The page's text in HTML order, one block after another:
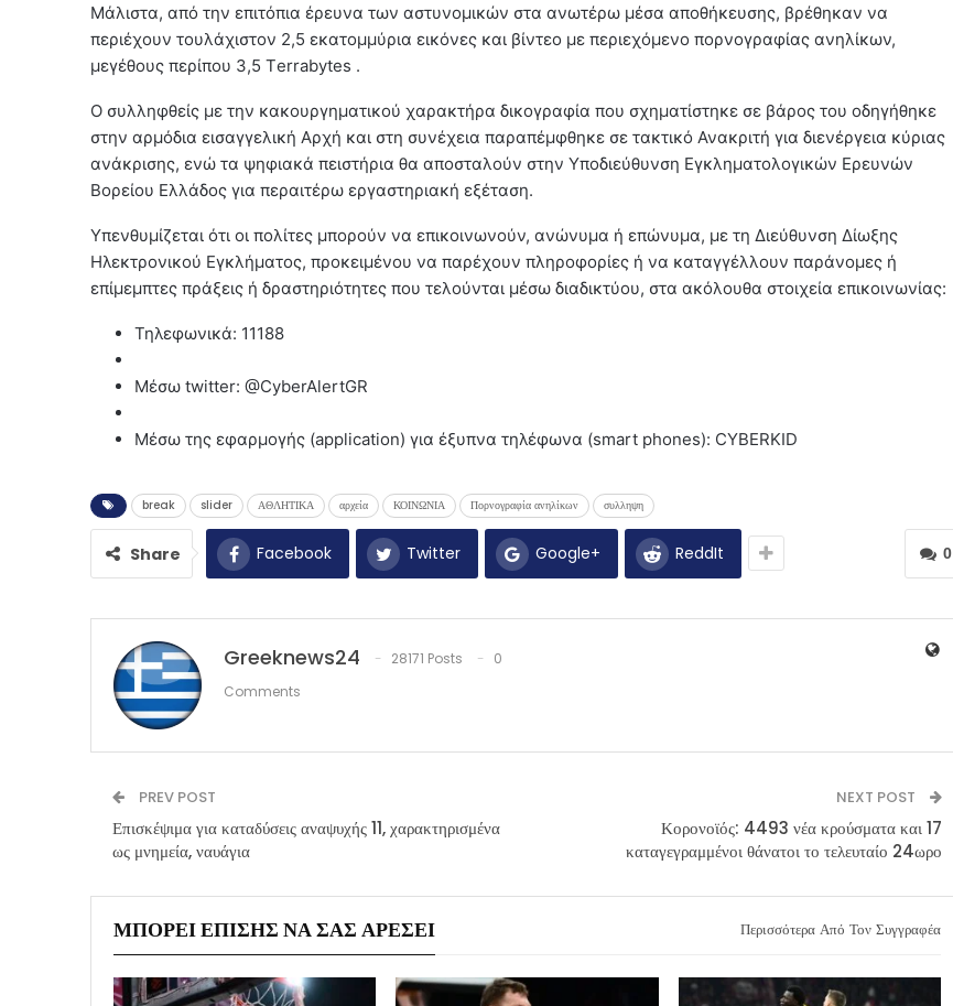
Μάλιστα, από την επιτόπια έρευνα των αστυνομικών στα ανωτέρω μέσα αποθήκευσης, βρέθηκαν να
περιέχουν τουλάχιστον 2,5 εκατομμύρια εικόνες και βίντεο με περιεχόμενο πορνογραφίας ανηλίκων,
μεγέθους περίπου 3,5 Τerrabytes .
Ο συλληφθείς με την κακουργηματικού χαρακτήρα δικογραφία που σχηματίστηκε σε βάρος του οδηγήθηκε
στην αρμόδια εισαγγελική Αρχή και στη συνέχεια παραπέμφθηκε σε τακτικό Ανακριτή για διενέργεια κύριας
ανάκρισης, ενώ τα ψηφιακά πειστήρια θα αποσταλούν στην Υποδιεύθυνση Εγκληματολογικών Ερευνών
Βορείου Ελλάδος για περαιτέρω εργαστηριακή εξέταση.
Υπενθυμίζεται ότι οι πολίτες μπορούν να επικοινωνούν, ανώνυμα ή επώνυμα, με τη Διεύθυνση Δίωξης
Ηλεκτρονικού Εγκλήματος, προκειμένου να παρέχουν πληροφορίες ή να καταγγέλλουν παράνομες ή
επίμεμπτες πράξεις ή δραστηριότητες που τελούνται μέσω διαδικτύου, στα ακόλουθα στοιχεία επικοινωνίας:
Τηλεφωνικά: 11188
Μέσω twitter: @CyberAlertGR
Μέσω της εφαρμογής (application) για έξυπνα τηλέφωνα (smart phones): CYBERΚΙD
break slider ΑΘΛΗΤΙΚΑ αρχεία ΚΟΙΝΩΝΙΑ Πορνογραφία ανηλίκων συλληψη
0
Share Facebook Twitter Google+ ReddIt
Greeknews24 28171 Posts
0
Comments
PREV POST
Επισκέψιμα για καταδύσεις αναψυχής 11, χαρακτηρισμένα
ως μνημεία, ναυάγια
NEXT POST
Κορονοϊός: 4493 νέα κρούσματα και 17
καταγεγραμμένοι θάνατοι το τελευταίο 24ωρο
ΜΠΟΡΕΊ ΕΠΊΣΗΣ ΝΑ ΣΑΣ ΑΡΈΣΕΙ Περισσότερα Από Τον Συγγραφέα